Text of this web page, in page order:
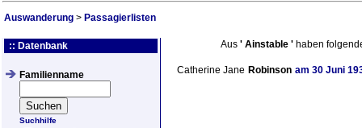
Auswanderung > Passagierlisten
:: Datenbank
Familienname
Suchhilfe
Aus ' Ainstable ' haben
Catherine Jane Robinson am 30 Juni